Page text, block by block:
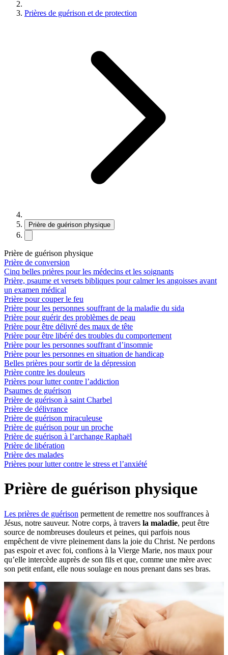
Prières de guérison et de protection
Prière de guérison physique
Prière de guérison physique
Prière de conversion
Cinq belles prières pour les médecins et les soignants
Prière, psaume et versets bibliques pour calmer les angoisses avant
un examen médical
Prière pour couper le feu
Prière pour les personnes souffrant de la maladie du sida
Prière pour guérir des problèmes de peau
Prière pour être délivré des maux de tête
Prière pour être libéré des troubles du comportement
Prière pour les personnes souffrant d’insomnie
Prière pour les personnes en situation de handicap
Belles prières pour sortir de la dépression
Prière contre les douleurs
Prières pour lutter contre l’addiction
Psaumes de guérison
Prière de guérison à saint Charbel
Prière de délivrance
Prière de guérison miraculeuse
Prière de guérison pour un proche
Prière de guérison à l’archange Raphaël
Prière de libération
Prière des malades
Prières pour lutter contre le stress et l’anxiété
Prière de guérison physique
Les prières de guérison permettent de remettre nos souffrances à
Jésus, notre sauveur. Notre corps, à travers la maladie, peut être
source de nombreuses douleurs et peines, qui parfois nous
empêchent de vivre pleinement dans la joie du Christ. Ne perdons
pas espoir et avec foi, confions à la Vierge Marie, nos maux pour
qu’elle intercède auprès de son fils et que, comme une mère avec
son petit enfant, elle nous soulage en nous prenant dans ses bras.